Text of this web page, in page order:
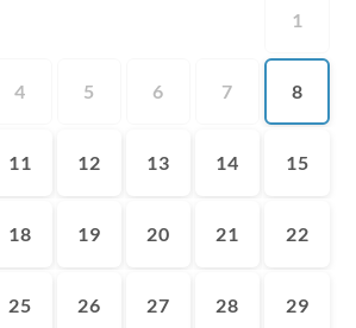
1
4 5 6 7 8
11 12 13 14 15
18 19 20 21 22
25 26 27 28 29